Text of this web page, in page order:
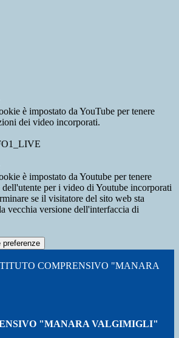
è impostato da YouTube per tenere
dei video incorporati.
è impostato da Youtube per tenere
dell'utente per i video di Youtube incorporati
se il visitatore del sito web sta
vecchia versione dell'interfaccia di
preferenze
COMPRENSIVO "MANARA
"MANARA VALGIMIGLI"